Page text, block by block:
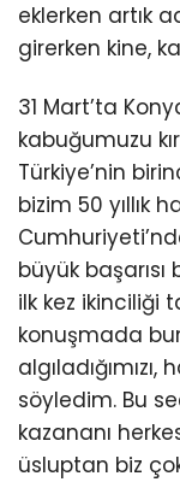
eklerken artık
girerken kine,
31 Mart’ta
kabuğumuzu
Türkiye’nin
bizim 50 yıllık
büyük
ilk kez ikinciliği
konuşmada
algıladığımızı,
söyledim. Bu
kazananı
üsluptan biz